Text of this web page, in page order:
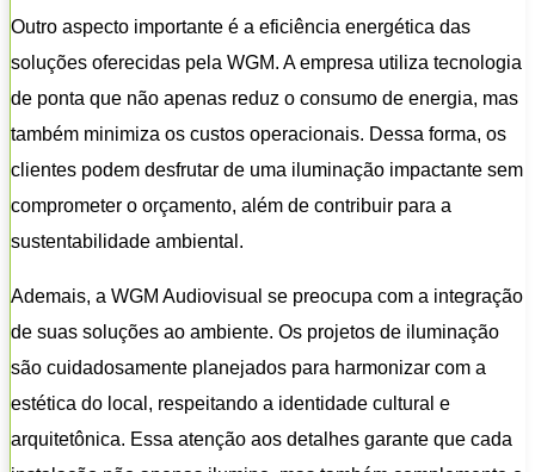
Outro aspecto importante é a eficiência energética das
soluções oferecidas pela WGM. A empresa utiliza tecnologia
de ponta que não apenas reduz o consumo de energia, mas
também minimiza os custos operacionais. Dessa forma, os
clientes podem desfrutar de uma iluminação impactante sem
comprometer o orçamento, além de contribuir para a
sustentabilidade ambiental.
Ademais, a WGM Audiovisual se preocupa com a integração
de suas soluções ao ambiente. Os projetos de iluminação
são cuidadosamente planejados para harmonizar com a
estética do local, respeitando a identidade cultural e
arquitetônica. Essa atenção aos detalhes garante que cada